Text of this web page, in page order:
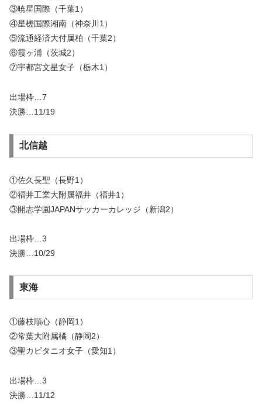
③暁星国際（千葉1）
④星槎国際湘南（神奈川1）
⑤流通経済大付属柏（千葉2）
⑥霞ヶ浦（茨城2）
⑦宇都宮文星女子（栃木1）
出場枠…7
決勝…11/19
北信越
①佐久長聖（長野1）
②福井工業大附属福井（福井1）
③開志学園JAPANサッカーカレッジ（新潟2）
出場枠…3
決勝…10/29
東海
①藤枝順心（静岡1）
②常葉大附属橘（静岡2）
③聖カピタニオ女子（愛知1）
出場枠…3
決勝…11/12